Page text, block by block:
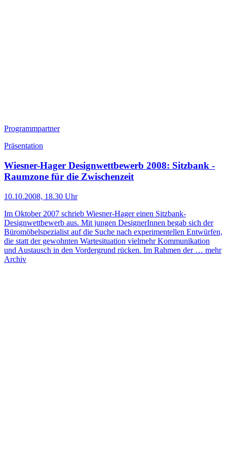
Programmpartner
Präsentation
Wiesner-Hager Designwettbewerb 2008: Sitzbank -
Raumzone für die Zwischenzeit
10.10.2008, 18.30 Uhr
Im Oktober 2007 schrieb Wiesner-Hager einen Sitzbank-
Designwettbewerb aus. Mit jungen DesignerInnen begab sich der
Büromöbelspezialist auf die Suche nach experimentellen Entwürfen,
die statt der gewohnten Wartesituation vielmehr Kommunikation
und Austausch in den Vordergrund rücken. Im Rahmen der … mehr
Archiv